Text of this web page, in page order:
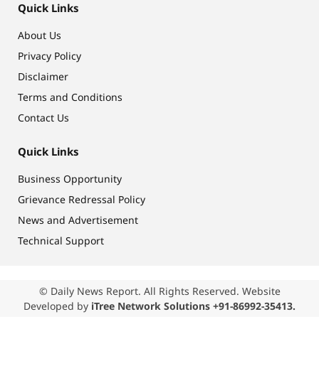
Quick Links
About Us
Privacy Policy
Disclaimer
Terms and Conditions
Contact Us
Quick Links
Business Opportunity
Grievance Redressal Policy
News and Advertisement
Technical Support
© Daily News Report. All Rights Reserved. Website
Developed by iTree Network Solutions +91-86992-35413.